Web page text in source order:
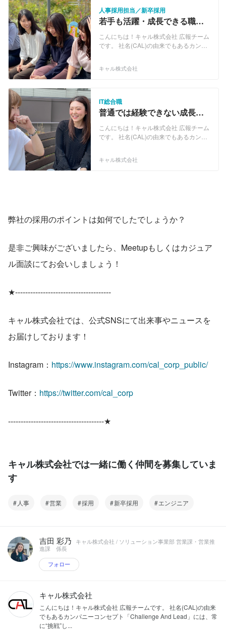
人事採用担当／新卒採用
若手も活躍・成長できる職
場！人事／新卒採用担当
WANTED！
こんにちは！キャル株式会社 広報チーム
です。 社名(CAL)の由来でもあるカンパ
くとの想いを込め掲げました。 官公庁を
ールドで、ご支援を続けております。 ・
Webアプリケーション開発 ・ECサイト
構築 ・営業支援システム ・Web販売管
理システム ・モバイルコンテンツ配信シ
ステム ・電力、ガス、銀行、自治体向け
プデスク、カスタマーサポート などな
キャル株式会社
IT総合職
普通では経験できない成長の
場で、あなたが活躍できるフ
ィールドを見つけます！
こんにちは！キャル株式会社 広報チーム
です。 社名(CAL)の由来でもあるカンパ
くとの想いを込め掲げました。 官公庁を
理システム ・モバイルコンテンツ配信シ
・クラウド環境構築 ・RPA開発 ・ヘル
プデスク、カスタマーサポート などな
ど
キャル株式会社
弊社の採用のポイントは如何でしたでしょうか？
是非ご興味がございましたら、Meetupもしくはカジュア
ル面談にてお会いしましょう！
★--------------------------------------
キャル株式会社では、公式SNSにて出来事やニュースを
お届けしております！
Instagram： https://www.instagram.com/cal_corp_public/
Twitter： https://twitter.com/cal_corp
--------------------------------------★
キャル株式会社では一緒に働く仲間を募集していま
す
人事 営業 採用 新卒採用 エンジニア
吉田 彩乃
キャル株式会社 / ソリューション事業部 営業課・営業推
進課 係長
フォロー
キャル株式会社
こんにちは！キャル株式会社 広報チームです。 社名(CAL)の由来
でもあるカンパニーコンセプト「Challenge And Lead」には、常
に“挑戦”し...